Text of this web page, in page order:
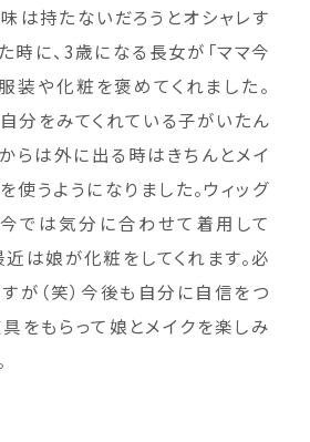
は持たないだろうとオシャレす
時に、3歳になる長女が「ママ今
装や化粧を褒めてくれました。
分をみてくれている子がいたん
らは外に出る時はきちんとメイ
使うようになりました。ウィッグ
では気分に合わせて着用して
近は娘が化粧をしてくれます。必
が（笑）今後も自分に自信をつ
をもらって娘とメイクを楽しみ